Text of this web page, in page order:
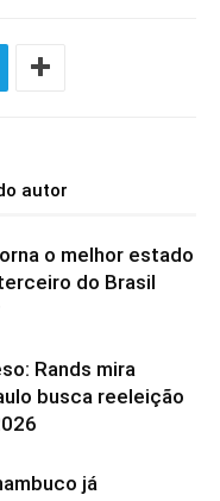
autor
o melhor estado
do Brasil
Rands mira
busca reeleição
já